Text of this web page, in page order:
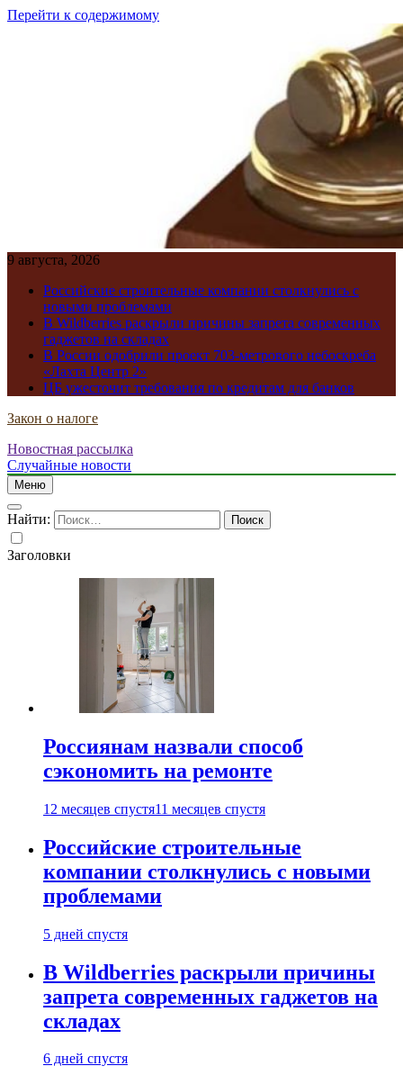
Перейти к содержимому
9 августа, 2026
Российские строительные компании столкнулись с
новыми проблемами
В Wildberries раскрыли причины запрета современных
гаджетов на складах
В России одобрили проект 703-метрового небоскреба
«Лахта Центр 2»
ЦБ ужесточит требования по кредитам для банков
Закон о налоге
Новостная рассылка
Случайные новости
Меню
Найти:
Заголовки
Россиянам назвали способ
сэкономить на ремонте
12 месяцев спустя11 месяцев спустя
Российские строительные
компании столкнулись с новыми
проблемами
5 дней спустя
В Wildberries раскрыли причины
запрета современных гаджетов на
складах
6 дней спустя